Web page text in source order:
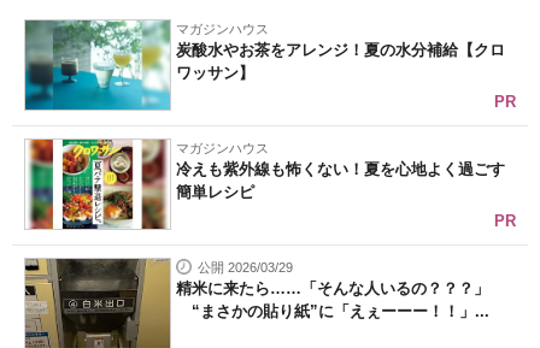
マガジンハウス
炭酸水やお茶をアレンジ！夏の水分補給【クロ
ワッサン】
PR
マガジンハウス
冷えも紫外線も怖くない！夏を心地よく過ごす
簡単レシピ
PR
公開 2026/03/29
精米に来たら……「そんな人いるの？？？」
“まさかの貼り紙”に「えぇーーー！！」...